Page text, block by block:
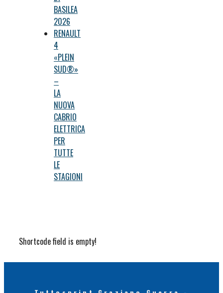
BASILEA
2026
RENAULT
4
«PLEIN
SUD®»
–
LA
NUOVA
CABRIO
ELETTRICA
PER
TUTTE
LE
STAGIONI
Shortcode field is empty!